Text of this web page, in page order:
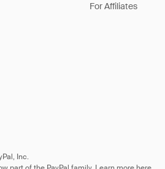
For Affiliates
Inc.